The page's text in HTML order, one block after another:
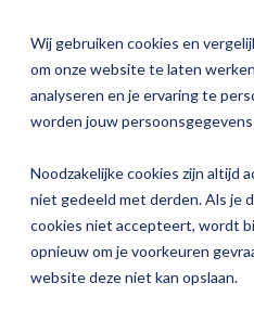
Accessibility
screen
start
One
Accessibility
Wij gebruiken cookies en
om onze website te laten
analyseren en je ervaring te
worden jouw
Noodzakelijke cookies zijn altijd
niet gedeeld met derden. Als je
cookies niet accepteert, wordt
opnieuw om je voorkeuren
website deze niet kan opslaan.
Onze
Magister MX
Aanmelden
Magister To do
Magister Join
Magister is
Docenten
Onderwijsondersteunend personeel
Onze
Check-up
Quickscan
Academy
Training op jouw school
Praktische informatie
Over Magister
Actueel
Magister Journaal
Over ons
Werken bij Magister
Aanmelden